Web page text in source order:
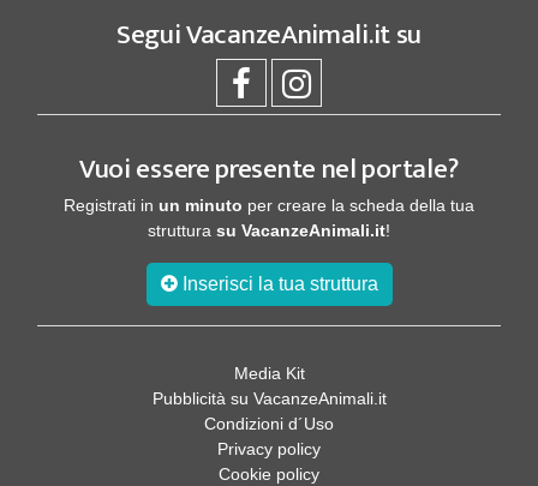
SeguiVacanzeAnimali.itsu
Vuoi essere presente nel portale?
Registrati in un minuto per creare la scheda della tua
struttura su VacanzeAnimali.it!
Inserisci la tua struttura
Media Kit
Pubblicità su VacanzeAnimali.it
Condizioni d´Uso
Privacy policy
Cookie policy